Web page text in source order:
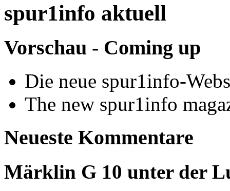
spur1info aktuell
Vorschau - Coming up
Die neue spur1info-
The new spur1info
Neueste Kommentare
Märklin G 10 unter der